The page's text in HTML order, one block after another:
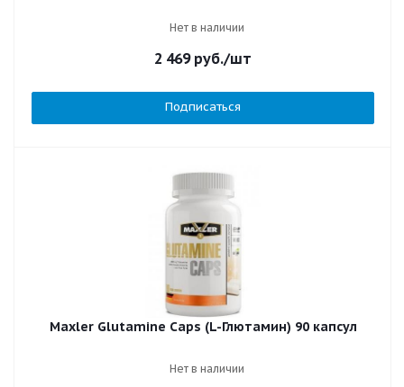
Нет в наличии
2 469руб./шт
Подписаться
Maxler Glutamine Caps (L-Глютамин) 90 капсул
Нет в наличии